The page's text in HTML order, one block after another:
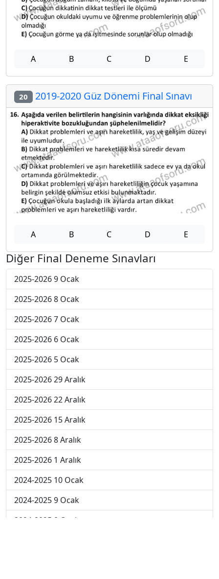
A B C D E
20 2019-2020 Güz Dönemi Final Sınavı
A B C D E
Diğer Final Deneme Sınavları
2025-2026 9 Ocak
2025-2026 8 Ocak
2025-2026 7 Ocak
2025-2026 6 Ocak
2025-2026 5 Ocak
2025-2026 29 Aralık
2025-2026 22 Aralık
2025-2026 15 Aralık
2025-2026 8 Aralık
2025-2026 1 Aralık
2024-2025 10 Ocak
2024-2025 9 Ocak
2024-2025 8 Ocak